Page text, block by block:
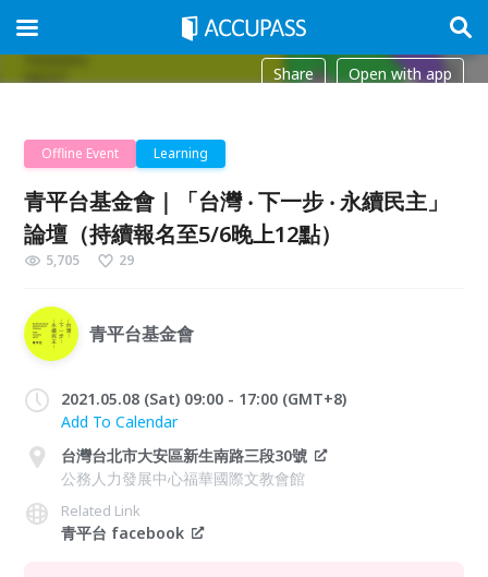
Share Open with app
Offline Event Learning
青平台基金會｜「台灣 ‧ 下一步 ‧ 永續民主」
論壇（持續報名至5/6晚上12點）
5,705 29
青平台基金會
2021.05.08 (Sat) 09:00 - 17:00 (GMT+8)
Add To Calendar
台灣台北市大安區新生南路三段30號
公務人力發展中心福華國際文教會館
Related Link
青平台 facebook